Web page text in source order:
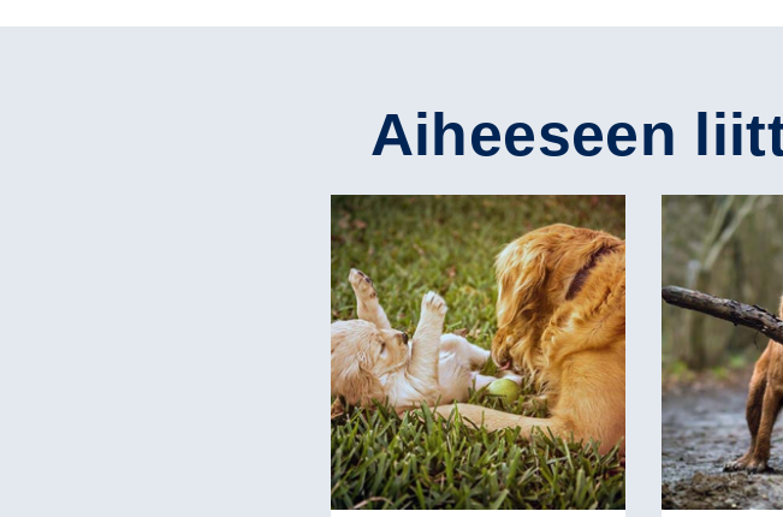
Aiheeseen